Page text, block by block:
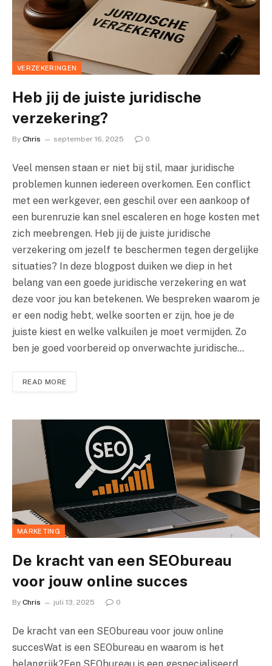
VERZEKERINGEN
Heb jij de juiste juridische
verzekering?
By Chris september 16, 2025 0
Veel mensen staan er niet bij stil, maar juridische
problemen kunnen iedereen overkomen. Een conflict
met een werkgever, een geschil over een aankoop of
een burenruzie kan snel escaleren en hoge kosten met
zich meebrengen. Heb jij de juiste juridische
verzekering om jezelf te beschermen tegen dergelijke
situaties? In deze blogpost duiken we diep in het
belang van een goede juridische verzekering en wat
deze voor jou kan betekenen. We bespreken waarom je
er een nodig hebt, welke soorten er zijn, hoe je de
juiste kiest en welke valkuilen je moet vermijden. Zo
ben je goed voorbereid op onverwachte juridische…
READ MORE
MARKETING
De kracht van een SEObureau
voor jouw online succes
By Chris juli 13, 2025 0
De kracht van een SEObureau voor jouw online
succesWat is een SEObureau en waarom is het